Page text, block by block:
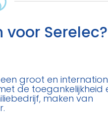
Serelec?
groot en
de toegankelijkheid
maken van